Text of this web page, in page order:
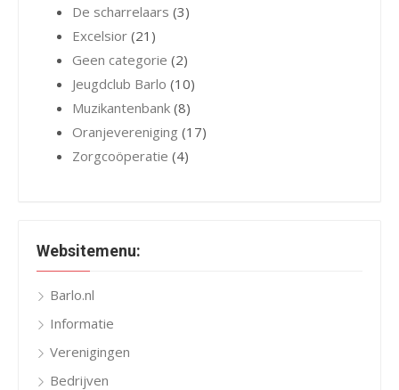
De scharrelaars (3)
Excelsior (21)
Geen categorie (2)
Jeugdclub Barlo (10)
Muzikantenbank (8)
Oranjevereniging (17)
Zorgcoöperatie (4)
Websitemenu:
Barlo.nl
Informatie
Verenigingen
Bedrijven